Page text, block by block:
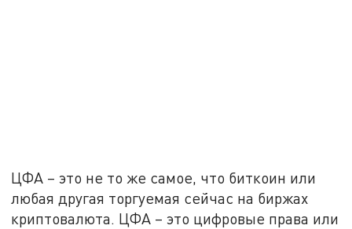
ЦФА – это не то же самое, что биткоин или
любая другая торгуемая сейчас на биржах
криптовалюта. ЦФА – это цифровые права или